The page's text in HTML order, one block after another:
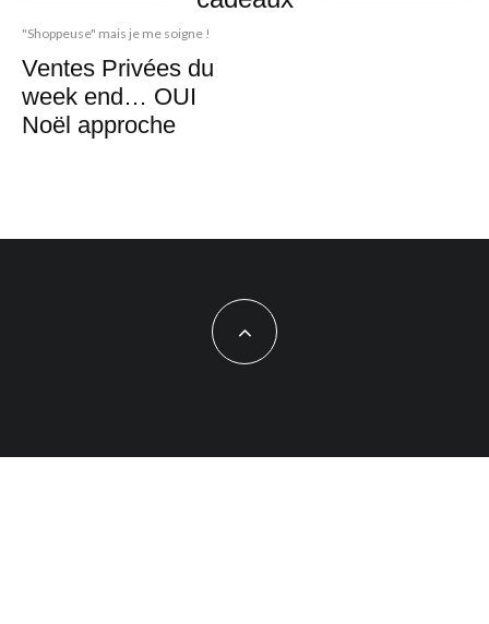
"Shoppeuse" mais je me soigne !
Ventes Privées du
week end… OUI
Noël approche